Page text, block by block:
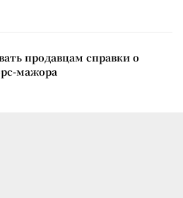
продавцам справки о
мажора